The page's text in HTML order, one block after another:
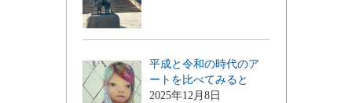
平成と令和の時代のア
ートを比べてみると
2025年12月8日